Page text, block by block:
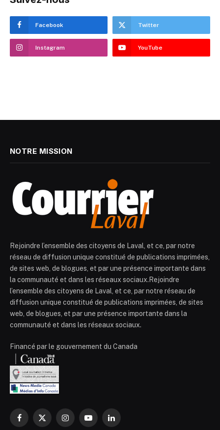
Facebook Twitter
Instagram YouTube
NOTRE MISSION
Rejoindre l’ensemble des citoyens de Laval, et ce, par notre
réseau de diffusion unique constitué de publications imprimées,
de sites web, de blogues, et par une présence importante dans
la communauté et dans les réseaux sociaux.Rejoindre
l’ensemble des citoyens de Laval, et ce, par notre réseau de
diffusion unique constitué de publications imprimées, de sites
web, de blogues, et par une présence importante dans la
communauté et dans les réseaux sociaux.
Financé par le gouvernement du Canada
Facebook
X
InstagramYouTubeLinkedIn